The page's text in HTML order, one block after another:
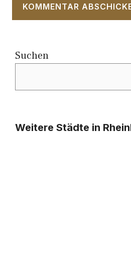
Suchen
Weitere Städte in